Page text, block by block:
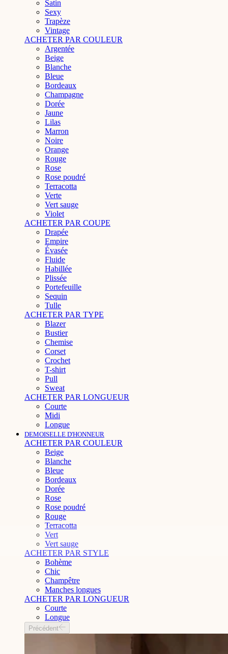
Satin
Sexy
Trapèze
Vintage
ACHETER PAR COULEUR
Argentée
Beige
Blanche
Bleue
Bordeaux
Champagne
Dorée
Jaune
Lilas
Marron
Noire
Orange
Rouge
Rose
Rose poudré
Terracotta
Verte
Vert sauge
Violet
ACHETER PAR COUPE
Drapée
Empire
Évasée
Fluide
Habillée
Plissée
Portefeuille
Sequin
Tulle
ACHETER PAR TYPE
Blazer
Bustier
Chemise
Corset
Crochet
T-shirt
Pull
Sweat
ACHETER PAR LONGUEUR
Courte
Midi
Longue
DEMOISELLE D'HONNEUR
ACHETER PAR COULEUR
Beige
Blanche
Bleue
Bordeaux
Dorée
Rose
Rose poudré
Rouge
Terracotta
Vert
Vert sauge
ACHETER PAR STYLE
Bohème
Chic
Champêtre
Manches longues
ACHETER PAR LONGUEUR
Courte
Longue
Précédent